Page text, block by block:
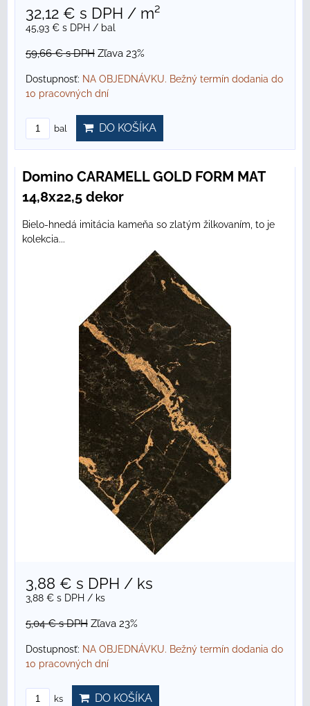
32,12 € s DPH / m²
45,93 € s DPH / bal
59,66 €s DPH Zľava 23%
Dostupnosť: NA OBJEDNÁVKU. Bežný termín dodania do
10 pracovných dní
bal DO KOŠÍKA
Domino CARAMELL GOLD FORM MAT
14,8x22,5 dekor
Bielo-hnedá imitácia kameňa so zlatým žilkovaním, to je
kolekcia...
3,88 € s DPH / ks
3,88 € s DPH / ks
5,04 €s DPH Zľava 23%
Dostupnosť: NA OBJEDNÁVKU. Bežný termín dodania do
10 pracovných dní
ks DO KOŠÍKA